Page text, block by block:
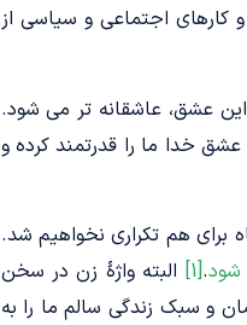
کارهای اجتماعی و سیاسی از
عشق، عاشقانه تر می شود.
خدا ما را قدرتمند کرده و
برای هم تکراری نخواهیم شد.
شود.
[1]
البته واژۀ زن در سخن
و سبک زندگی سالم ما را به